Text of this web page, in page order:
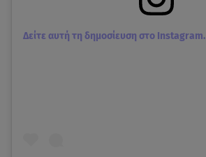
Δείτε αυτή τη δημοσίευση στο Instagram.